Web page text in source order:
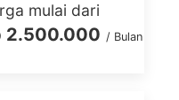
mulai dari
2.500.000 / Bulan